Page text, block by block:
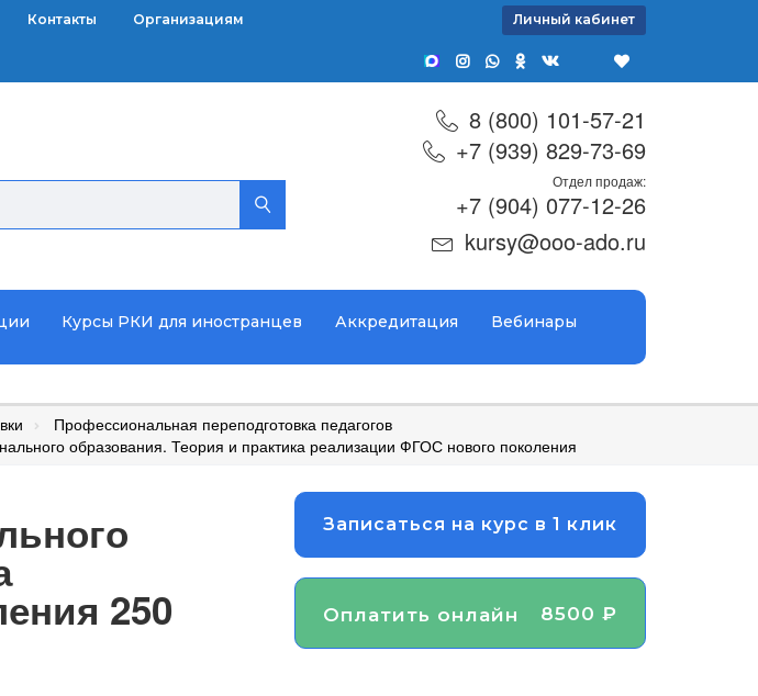
Организациям
Контакты Личный кабинет
8 (800) 101-57-21
+7 (939) 829-73-69
Отдел продаж:
+7 (904) 077-12-26
kursy@ooo-ado.ru
Курсы РКИ для иностранцев Аккредитация Вебинары
Профессиональная переподготовка педагогов
образования. Теория и практика реализации ФГОС нового поколения
250
Записаться на курс в 1 клик
Оплатить онлайн 8500 ₽